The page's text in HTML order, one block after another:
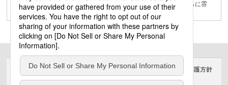
（標準モード）3500Kでさらに雰
囲気アップ
サイトのご利用にあたって クッキーポリシー 個人情報保護方針